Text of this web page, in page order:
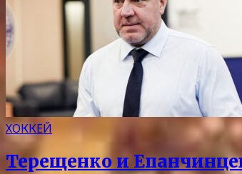
ХОККЕЙ
Терещенко и